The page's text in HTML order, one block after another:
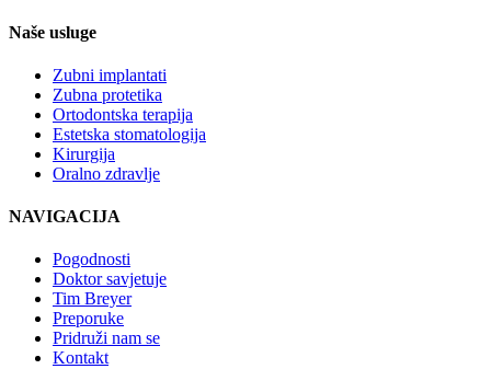
Naše usluge
Zubni implantati
Zubna protetika
Ortodontska terapija
Estetska stomatologija
Kirurgija
Oralno zdravlje
NAVIGACIJA
Pogodnosti
Doktor savjetuje
Tim Breyer
Preporuke
Pridruži nam se
Kontakt